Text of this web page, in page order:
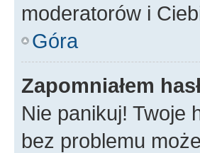
moderatorów i
Góra
Zapomniałem
Nie panikuj! Twoje
bez problemu